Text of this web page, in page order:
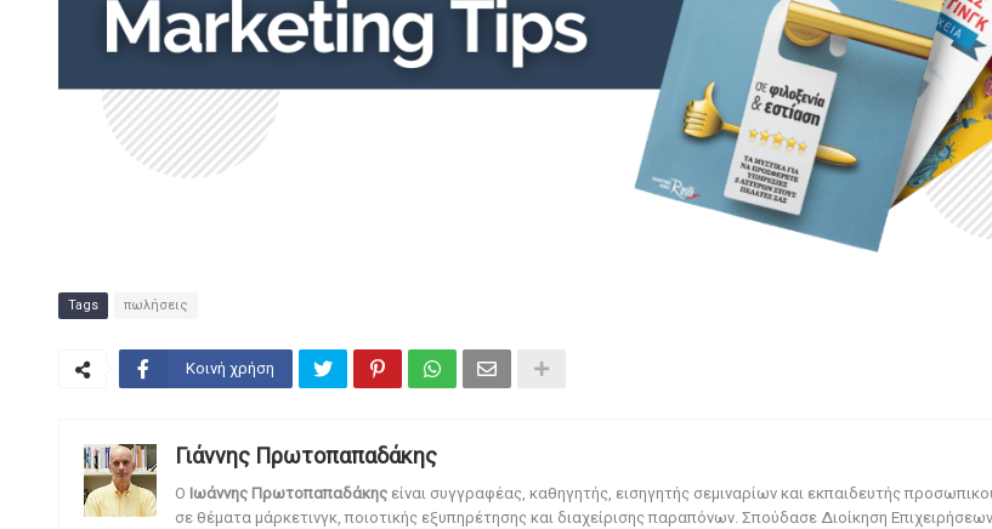
Tags πωλήσεις
Κοινή χρήση
Γιάννης Πρωτοπαπαδάκης
O Ιωάννης Πρωτοπαπαδάκης είναι συγγραφέας, καθηγητής, εισηγητής σεμιναρίων και εκπαιδευτής
σε θέματα μάρκετινγκ, ποιοτικής εξυπηρέτησης και διαχείρισης παραπόνων. Σπούδασε Διοίκηση